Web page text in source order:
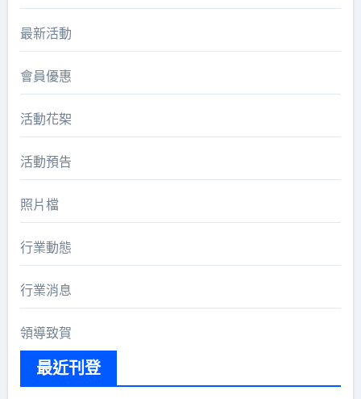
最新活動
會員優惠
活動花桇
活動預告
照片檔
行業動態
行業消息
領導致賀
最近刊登